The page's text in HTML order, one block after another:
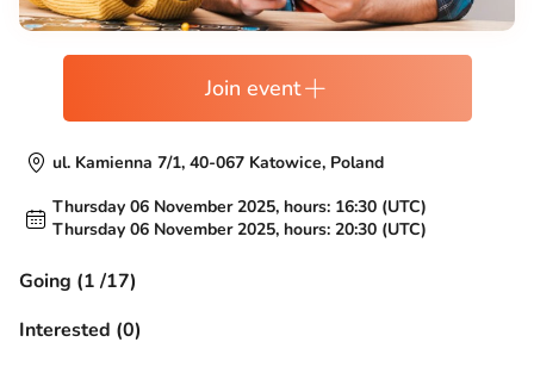
Join event
ul. Kamienna 7/1, 40-067 Katowice, Poland
Thursday 06 November 2025, hours: 16:30 (UTC)
Thursday 06 November 2025, hours: 20:30 (UTC)
Going (1 /17)
Interested (0)